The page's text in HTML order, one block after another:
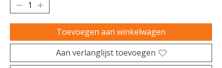
Toevoegen aan winkelwagen
Aan verlanglijst toevoegen